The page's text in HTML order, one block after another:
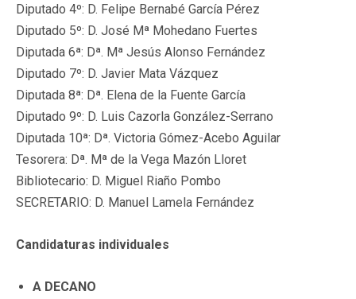
Diputado 4º: D. Felipe Bernabé García Pérez
Diputado 5º: D. José Mª Mohedano Fuertes
Diputada 6ª: Dª. Mª Jesús Alonso Fernández
Diputado 7º: D. Javier Mata Vázquez
Diputada 8ª: Dª. Elena de la Fuente García
Diputado 9º: D. Luis Cazorla González-Serrano
Diputada 10ª: Dª. Victoria Gómez-Acebo Aguilar
Tesorera: Dª. Mª de la Vega Mazón Lloret
Bibliotecario: D. Miguel Riaño Pombo
SECRETARIO: D. Manuel Lamela Fernández
Candidaturas individuales
A DECANO